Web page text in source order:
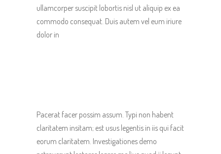
ullamcorper suscipit lobortis nisl ut aliquip ex ea
commodo consequat. Duis autem vel eum iriure
dolor in
Pacerat facer possim assum. Typi non habent
claritatem insitam; est usus legentis in iis qui facit
eorum claritatem. Investigationes demo